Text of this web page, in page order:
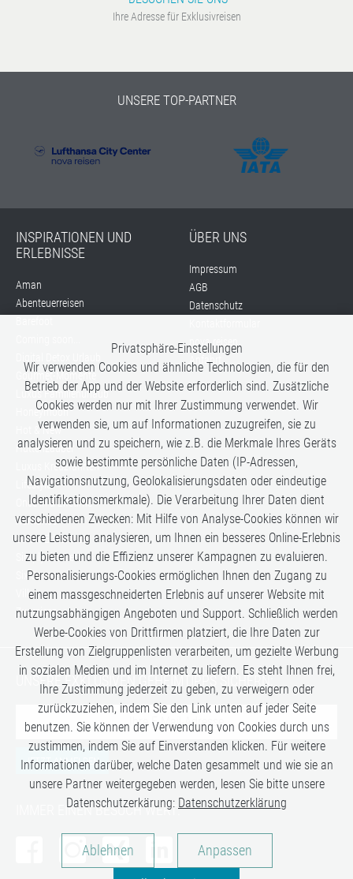
Ihre Adresse für Exklusivreisen
UNSERE TOP-PARTNER
INSPIRATIONEN UND
ERLEBNISSE
Aman
Abenteuerreisen
Gourmet-Momente
Luxus Familienurlaub
Honeymoon
Hot & New
Hüttenzauber
Luxus Kreuzfahrten
Lifestyle
Once in a Lifetime
Romance
Safari-Erlebnisse
Simply the Best
Six Senses
Villen
Zugreisen
ÜBER UNS
Impressum
AGB
Datenschutz
nova reisen
Anfahrt
UNSERE EXKLUSIVEN GEHEIMTIPPS SICHERN:
JETZT ANMELDEN
IMMER EINEN BESUCH WERT:
Privatsphäre-Einstellungen
Wir verwenden Cookies und ähnliche Technologien, die für den
Betrieb der App und der Website erforderlich sind. Zusätzliche
Cookies werden nur mit Ihrer Zustimmung verwendet. Wir
verwenden sie, um auf Informationen zuzugreifen, sie zu
analysieren und zu speichern, wie z.B. die Merkmale Ihres Geräts
sowie bestimmte persönliche Daten (IP-Adressen,
Navigationsnutzung, Geolokalisierungsdaten oder eindeutige
Identifikationsmerkmale). Die Verarbeitung Ihrer Daten dient
verschiedenen Zwecken: Mit Hilfe von Analyse-Cookies können wir
unsere Leistung analysieren, um Ihnen ein besseres Online-Erlebnis
zu bieten und die Effizienz unserer Kampagnen zu evaluieren.
Personalisierungs-Cookies ermöglichen Ihnen den Zugang zu
einem massgeschneiderten Erlebnis auf unserer Website mit
nutzungsabhängigen Angeboten und Support. Schließlich werden
Werbe-Cookies von Drittfirmen platziert, die Ihre Daten zur
Erstellung von Zielgruppenlisten verarbeiten, um gezielte Werbung
in sozialen Medien und im Internet zu liefern. Es steht Ihnen frei,
Ihre Zustimmung jederzeit zu geben, zu verweigern oder
zurückzuziehen, indem Sie den Link unten auf jeder Seite
benutzen. Sie können der Verwendung von Cookies durch uns
zustimmen, indem Sie auf Einverstanden klicken. Für weitere
Informationen darüber, welche Daten gesammelt und wie sie an
unsere Partner weitergegeben werden, lesen Sie bitte unsere
Datenschutzerkärung: Datenschutzerklärung
AnalysenAblehnen Anpassen